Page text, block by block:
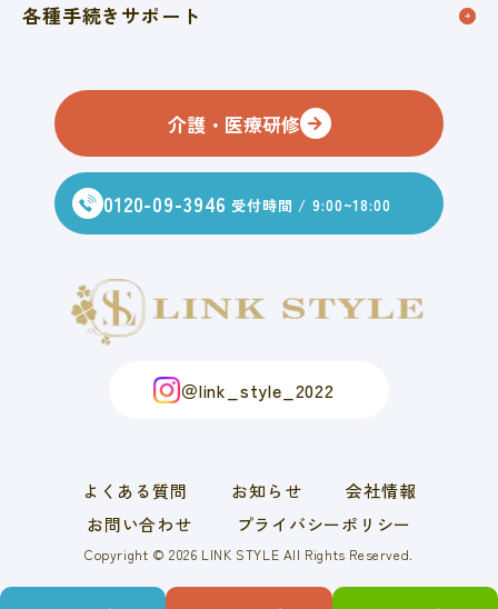
各種手続きサポート
0120-09-3946 受付時間 / 9:00~18:00
介護・医療研修
＠link_style_2022
よくある質問 お知らせ
会社情報
お問い合わせ
プライバシーポリシー
Copyright © 2026 LINK STYLE All Rights Reserved.